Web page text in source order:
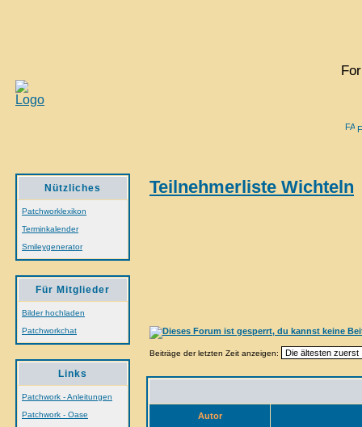
Nützliches
Patchworklexikon
Terminkalender
Smileygenerator
Für Mitglieder
Bilder hochladen
Patchworkchat
Links
Patchwork - Anleitungen
Patchwork - Oase
Teilnehmerliste Wichteln
Beiträge der letzten Zeit anzeigen:
Autor